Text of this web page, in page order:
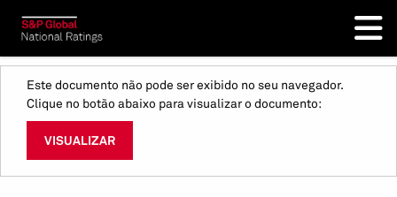
Este documento não pode ser exibido no seu navegador.
Clique no botão abaixo para visualizar o documento:
VISUALIZAR